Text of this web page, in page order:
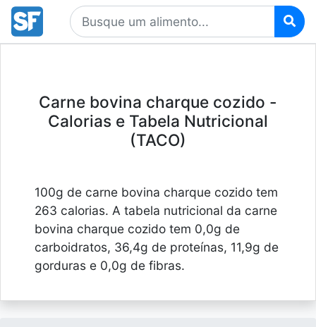
Carne bovina charque cozido -
Calorias e Tabela Nutricional
(TACO)
100g de carne bovina charque cozido tem
263 calorias. A tabela nutricional da carne
bovina charque cozido tem 0,0g de
carboidratos, 36,4g de proteínas, 11,9g de
gorduras e 0,0g de fibras.